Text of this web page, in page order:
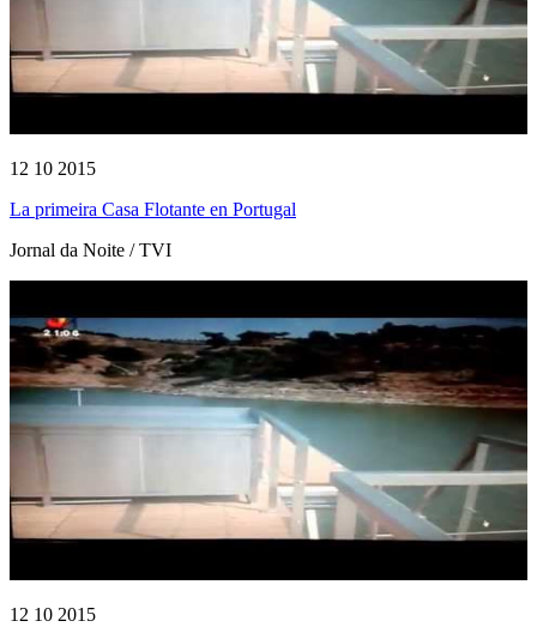
12 10 2015
La primeira Casa Flotante en Portugal
Jornal da Noite / TVI
12 10 2015